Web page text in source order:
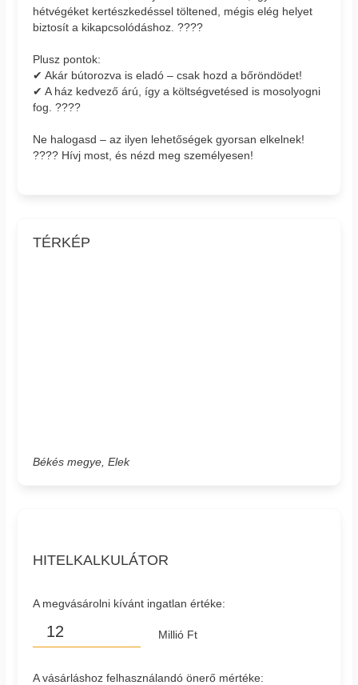
hétvégéket kertészkedéssel töltened, mégis elég helyet
biztosít a kikapcsolódáshoz. ????
Plusz pontok:
✔ Akár bútorozva is eladó – csak hozd a bőröndödet!
✔ A ház kedvező árú, így a költségvetésed is mosolyogni
fog. ????
Ne halogasd – az ilyen lehetőségek gyorsan elkelnek!
???? Hívj most, és nézd meg személyesen!
TÉRKÉP
Békés megye, Elek
HITELKALKULÁTOR
A megvásárolni kívánt ingatlan értéke:
Millió Ft
A vásárláshoz felhasználandó önerő mértéke: